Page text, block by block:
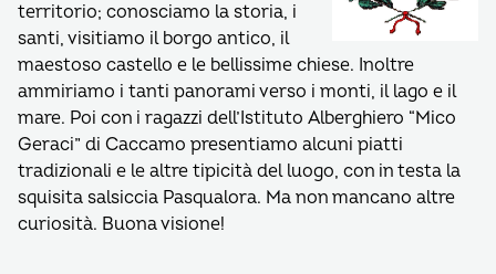
territorio; conosciamo la storia, i
santi, visitiamo il borgo antico, il
maestoso castello e le bellissime chiese. Inoltre
ammiriamo i tanti panorami verso i monti, il lago e il
mare. Poi con i ragazzi dell’Istituto Alberghiero “Mico
Geraci” di Caccamo presentiamo alcuni piatti
tradizionali e le altre tipicità del luogo, con in testa la
squisita salsiccia Pasqualora. Ma non mancano altre
curiosità. Buona visione!